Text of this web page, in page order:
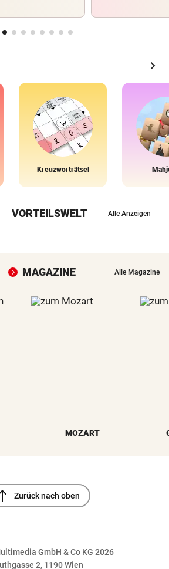
chevron_right
Kreuzworträtsel
VORTEILSWELT Alle Anzeigen
MAGAZINE Alle Magazine
MOZART
Zurück nach oben
GmbH & Co KG 2026
2, 1190 Wien